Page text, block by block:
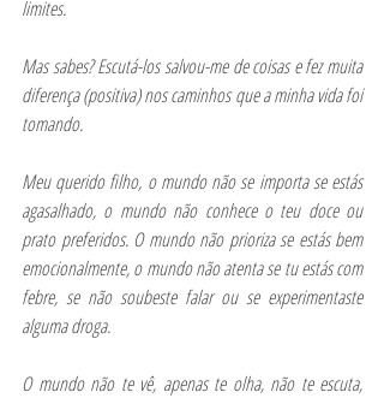
limites.
Mas sabes? Escutá-los salvou-me de coisas e fez muita
diferença (positiva) nos caminhos que a minha vida foi
tomando.
Meu querido filho, o mundo não se importa se estás
agasalhado, o mundo não conhece o teu doce ou
prato preferidos. O mundo não prioriza se estás bem
emocionalmente, o mundo não atenta se tu estás com
febre, se não soubeste falar ou se experimentaste
alguma droga.
O mundo não te vê, apenas te olha, não te escuta,